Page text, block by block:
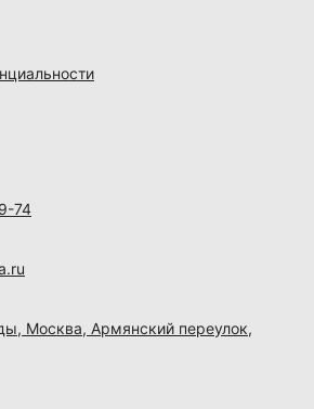
74
Москва, Армянский переулок,